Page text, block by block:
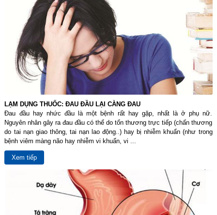
LẠM DỤNG THUỐC: ĐAU ĐẦU LẠI CÀNG ĐAU
Đau đầu hay nhức đầu là một bệnh rất hay gặp, nhất là ở phụ nữ.
Nguyên nhân gây ra đau đầu có thể do tổn thương trực tiếp (chấn thương
do tai nạn giao thông, tai nạn lao động..) hay bị nhiễm khuẩn (như trong
bệnh viêm màng não hay nhiễm vi khuẩn, vi ...
Xem tiếp